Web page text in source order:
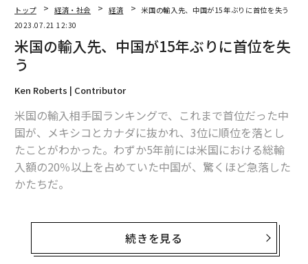
トップ 経済・社会 経済
米国の輸入先、中国が15年ぶりに首位を失う
2023.07.21 12:30
米国の輸入先、中国が15年ぶりに首位を失
う
Ken Roberts | Contributor
米国の輸入相手国ランキングで、これまで首位だった中
国が、メキシコとカナダに抜かれ、3位に順位を落とし
たことがわかった。わずか5年前には米国における総輸
入額の20％以上を占めていた中国が、驚くほど急落した
かたちだ。
までの期間において、中国からの輸入額が、米国の総輸
入額に占める割合は13.35％だった。一方でメキシコの
続きを見る